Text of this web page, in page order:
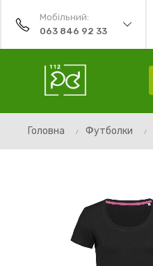
Мобільний:
063 846 92 33
Головна Футболки